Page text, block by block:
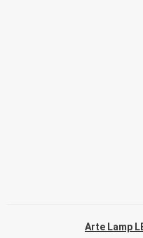
Arte Lamp